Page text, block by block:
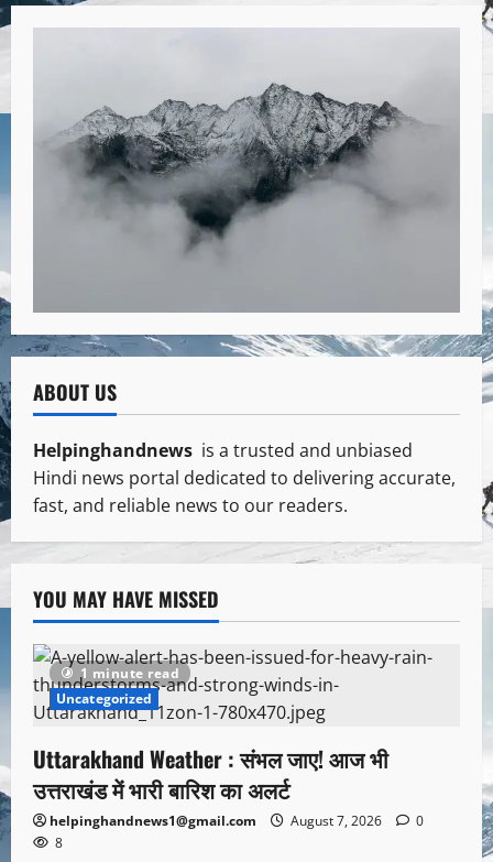
ABOUT US
Helpinghandnews is a trusted and unbiased
Hindi news portal dedicated to delivering accurate,
fast, and reliable news to our readers.
YOU MAY HAVE MISSED
1 minute read
Uncategorized
Uttarakhand Weather : संभल जाए! आज भी
उत्तराखंड में भारी बारिश का अलर्ट
helpinghandnews1@gmail.com August 7, 2026
0
8